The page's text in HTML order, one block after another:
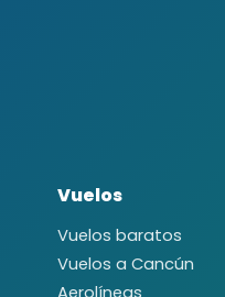
Vuelos
Vuelos baratos
Vuelos a Cancún